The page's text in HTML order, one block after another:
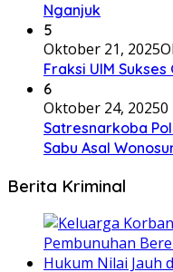
Nganjuk
5
Oktober 21, 2025
Fraksi UIM
6
Oktober 24, 20250
Satresnarkoba
Sabu Asal
Berita Kriminal